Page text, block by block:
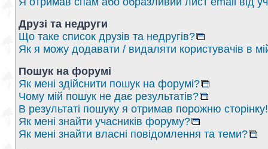
Друзі та недруги
Що таке список друзів та недругів?
Як я можу додавати / видаляти користувачів в
Пошук на форумі
Як мені здійснити пошук на форумі?
Чому мій пошук не дає результатів?
В результаті пошуку я отримав порожню сторінку!
Як мені знайти учасників форуму?
Як мені знайти власні повідомлення та теми?